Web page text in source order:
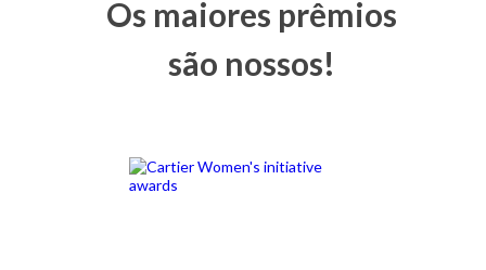
Os maiores prêmios
são nossos!